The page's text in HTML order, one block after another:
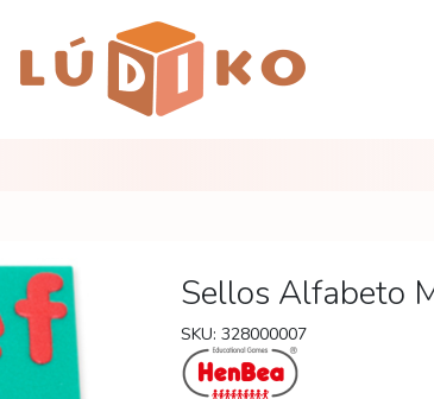
Sellos Alfabeto
SKU: 328000007